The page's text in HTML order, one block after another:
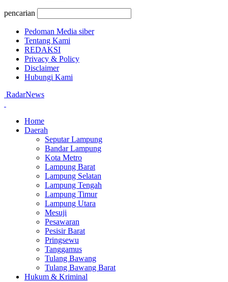
pencarian
Pedoman Media siber
Tentang Kami
REDAKSI
Privacy & Policy
Disclaimer
Hubungi Kami
RadarNews
Home
Daerah
Seputar Lampung
Bandar Lampung
Kota Metro
Lampung Barat
Lampung Selatan
Lampung Tengah
Lampung Timur
Lampung Utara
Mesuji
Pesawaran
Pesisir Barat
Pringsewu
Tanggamus
Tulang Bawang
Tulang Bawang Barat
Hukum & Kriminal